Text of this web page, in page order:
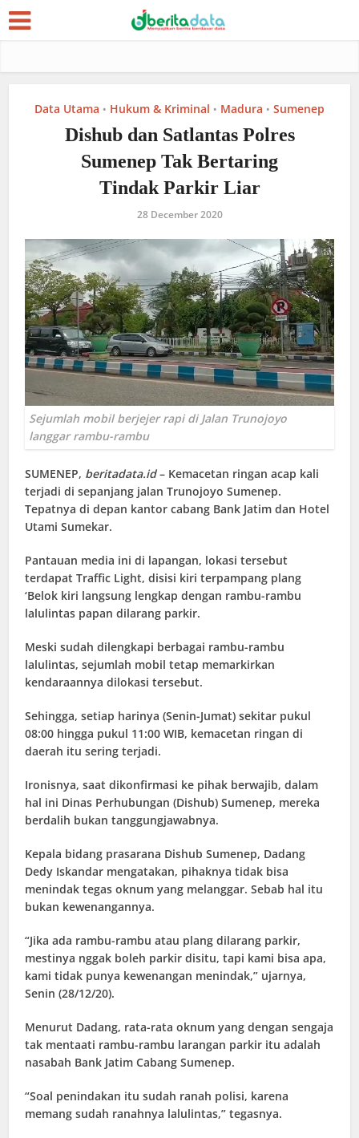
Data Utama • Hukum & Kriminal • Madura • Sumenep
Dishub dan Satlantas Polres
Sumenep Tak Bertaring
Tindak Parkir Liar
28 December 2020
Sejumlah mobil berjejer rapi di Jalan Trunojoyo
langgar rambu-rambu
SUMENEP, beritadata.id– Kemacetan ringan acap kali
terjadi di sepanjang jalan Trunojoyo Sumenep.
Tepatnya di depan kantor cabang Bank Jatim dan Hotel
Utami Sumekar.
Pantauan media ini di lapangan, lokasi tersebut
terdapat Traffic Light, disisi kiri terpampang plang
‘Belok kiri langsung lengkap dengan rambu-rambu
lalulintas papan dilarang parkir.
Meski sudah dilengkapi berbagai rambu-rambu
lalulintas, sejumlah mobil tetap memarkirkan
kendaraannya dilokasi tersebut.
Sehingga, setiap harinya (Senin-Jumat) sekitar pukul
08:00 hingga pukul 11:00 WIB, kemacetan ringan di
daerah itu sering terjadi.
Ironisnya, saat dikonfirmasi ke pihak berwajib, dalam
hal ini Dinas Perhubungan (Dishub) Sumenep, mereka
berdalih bukan tanggungjawabnya.
Kepala bidang prasarana Dishub Sumenep, Dadang
Dedy Iskandar mengatakan, pihaknya tidak bisa
menindak tegas oknum yang melanggar. Sebab hal itu
bukan kewenangannya.
“Jika ada rambu-rambu atau plang dilarang parkir,
mestinya nggak boleh parkir disitu, tapi kami bisa apa,
kami tidak punya kewenangan menindak,” ujarnya,
Senin (28/12/20).
Menurut Dadang, rata-rata oknum yang dengan sengaja
tak mentaati rambu-rambu larangan parkir itu adalah
nasabah Bank Jatim Cabang Sumenep.
“Soal penindakan itu sudah ranah polisi, karena
memang sudah ranahnya lalulintas,” tegasnya.